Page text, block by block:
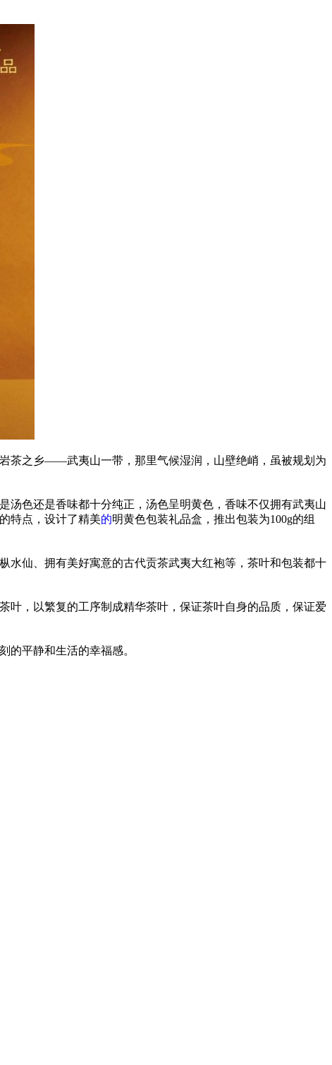
茶之乡——武夷山一带，那里气候湿润，山壁绝峭，虽被规划为
汤色还是香味都十分纯正，汤色呈明黄色，香味不仅拥有武夷山
特点，设计了精美的明黄色包装礼品盒，推出包装为100g的组
水仙、拥有美好寓意的古代贡茶武夷大红袍等，茶叶和包装都十
叶，以繁复的工序制成精华茶叶，保证茶叶自身的品质，保证爱
的平静和生活的幸福感。